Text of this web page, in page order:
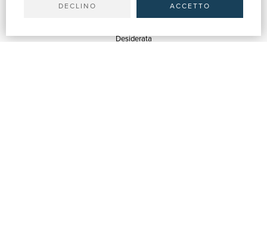
DECLINO ACCETTO
Desiderata